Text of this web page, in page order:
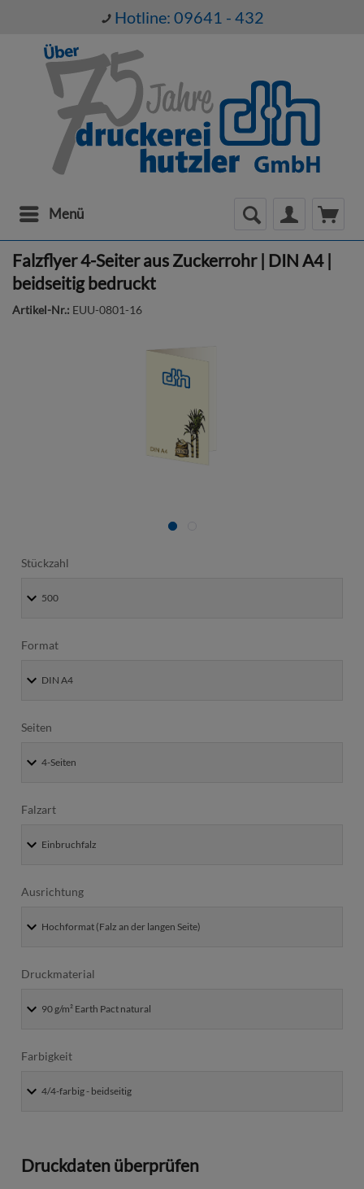
Hotline: 09641 - 432
Menü
Falzflyer 4-Seiter aus Zuckerrohr | DIN A4 |
beidseitig bedruckt
Artikel-Nr.: EUU-0801-16
Stückzahl
Format
Seiten
Falzart
Ausrichtung
Druckmaterial
Farbigkeit
Druckdaten überprüfen